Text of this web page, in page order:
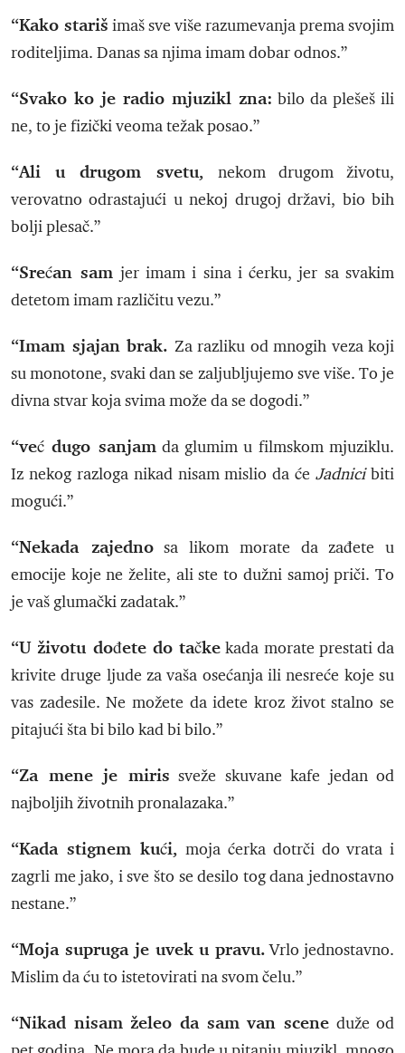
“Kako stariš imaš sve više razumevanja prema svojim
roditeljima. Danas sa njima imam dobar odnos.”
“Svako ko je radio mjuzikl zna: bilo da plešeš ili
ne, to je fizički veoma težak posao.”
“Ali u drugom svetu, nekom drugom životu,
verovatno odrastajući u nekoj drugoj državi, bio bih
bolji plesač.”
“Srećan sam jer imam i sina i ćerku, jer sa svakim
detetom imam različitu vezu.”
“Imam sjajan brak. Za razliku od mnogih veza koji
su monotone, svaki dan se zaljubljujemo sve više. To je
divna stvar koja svima može da se dogodi.”
“već dugo sanjamda glumim u filmskom mjuziklu.
Iz nekog razloga nikad nisam mislio da ćeJadnicibiti
mogući.”
“Nekada zajednosa likom morate da zađete u
emocije koje ne želite, ali ste to dužni samoj priči. To
je vaš glumački zadatak.”
“U životu dođete do tačke kada morate prestati da
krivite druge ljude za vaša osećanja ili nesreće koje su
vas zadesile. Ne možete da idete kroz život stalno se
pitajući šta bi bilo kad bi bilo.”
“Za mene je miris sveže skuvane kafe jedan od
najboljih životnih pronalazaka.”
“Kada stignem kući,moja ćerka dotrči do vrata i
zagrli me jako, i sve što se desilo tog dana jednostavno
nestane.”
“Moja supruga je uvek u pravu.Vrlo jednostavno.
Mislim da ću to istetovirati na svom čelu.”
“Nikad nisam želeo da sam van sceneduže od